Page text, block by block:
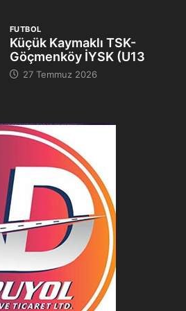
FUTBOL
Küçük Kaymaklı TSK-
Göçmenköy İYSK (U13
27 Temmuz 2026